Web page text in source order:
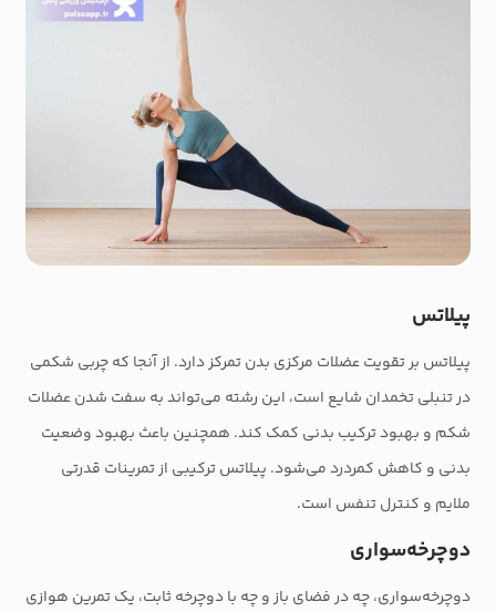
پیلاتس
پیلاتس بر تقویت عضلات مرکزی بدن تمرکز دارد. از آنجا که چربی شکمی
در تنبلی تخمدان شایع است، این رشته می‌تواند به سفت شدن عضلات
شکم و بهبود ترکیب بدنی کمک کند. همچنین باعث بهبود وضعیت
بدنی و کاهش کمردرد می‌شود. پیلاتس ترکیبی از تمرینات قدرتی
ملایم و کنترل تنفس است.
دوچرخه‌سواری
دوچرخه‌سواری، چه در فضای باز و چه با دوچرخه ثابت، یک تمرین هوازی